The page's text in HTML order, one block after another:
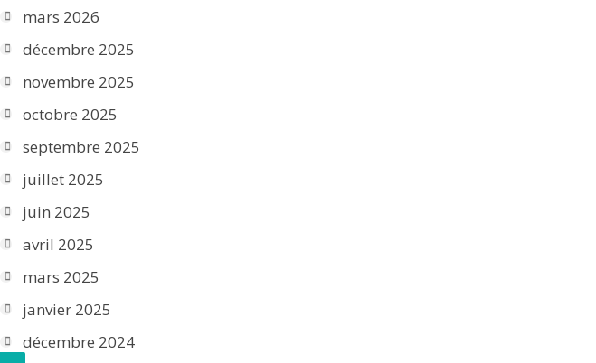
mars 2026
décembre 2025
novembre 2025
octobre 2025
septembre 2025
juillet 2025
juin 2025
avril 2025
mars 2025
janvier 2025
décembre 2024